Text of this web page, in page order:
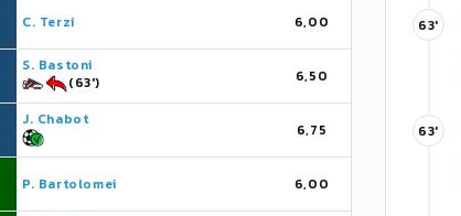
C. Terzi 6,00
S. Bastoni
(63')
6,50
J. Chabot
6,75
P. Bartolomei 6,00
63'
63'